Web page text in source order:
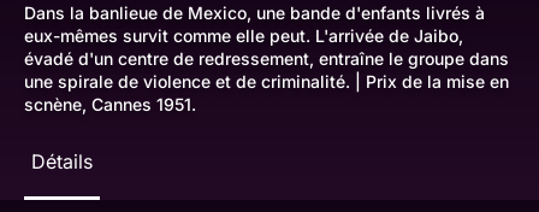
Dans la banlieue de Mexico, une bande d'enfants livrés à
eux-mêmes survit comme elle peut. L'arrivée de Jaibo,
évadé d'un centre de redressement, entraîne le groupe dans
une spirale de violence et de criminalité. | Prix de la mise en
scnène, Cannes 1951.
Détails